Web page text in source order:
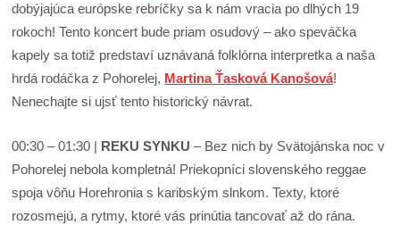
dobýjajúca európske rebríčky sa k nám vracia po dlhých 19
rokoch! Tento koncert bude priam osudový – ako speváčka
kapely sa totiž predstaví uznávaná folklórna interpretka a naša
hrdá rodáčka z Pohorelej, Martina Ťasková Kanošová!
Nenechajte si ujsť tento historický návrat.
00:30 – 01:30 | REKU SYNKU – Bez nich by Svätojánska noc v
Pohorelej nebola kompletná! Priekopníci slovenského reggae
spoja vôňu Horehronia s karibským slnkom. Texty, ktoré
rozosmejú, a rytmy, ktoré vás prinútia tancovať až do rána.